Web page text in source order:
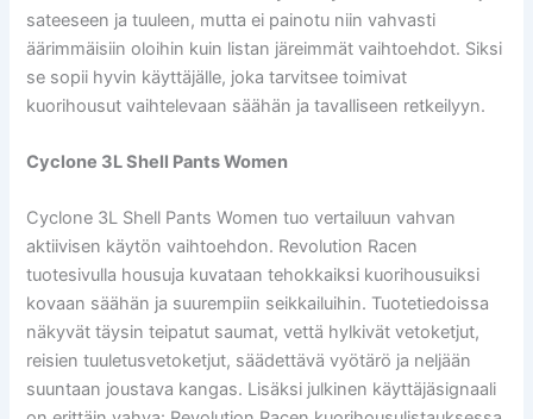
sateeseen ja tuuleen, mutta ei painotu niin vahvasti
äärimmäisiin oloihin kuin listan järeimmät vaihtoehdot. Siksi
se sopii hyvin käyttäjälle, joka tarvitsee toimivat
kuorihousut vaihtelevaan säähän ja tavalliseen retkeilyyn.
Cyclone 3L Shell Pants Women
Cyclone 3L Shell Pants Women tuo vertailuun vahvan
aktiivisen käytön vaihtoehdon. Revolution Racen
tuotesivulla housuja kuvataan tehokkaiksi kuorihousuiksi
kovaan säähän ja suurempiin seikkailuihin. Tuotetiedoissa
näkyvät täysin teipatut saumat, vettä hylkivät vetoketjut,
reisien tuuletusvetoketjut, säädettävä vyötärö ja neljään
suuntaan joustava kangas. Lisäksi julkinen käyttäjäsignaali